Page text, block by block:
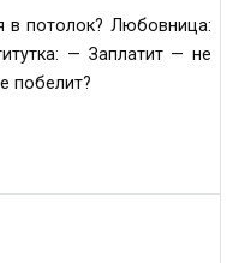
в потолок? Любовница:
— Заплатит — не
побелит?